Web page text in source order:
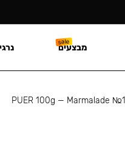
PUER 100g — Marmalade №1
מבצעים